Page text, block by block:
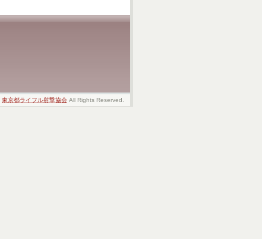
東京都ライフル射撃協会 All Rights Reserved.